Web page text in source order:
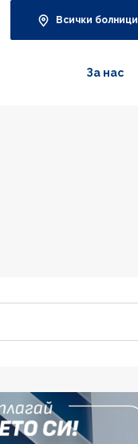
Всички болници
За нас